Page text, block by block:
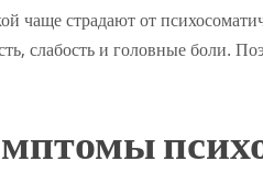
чаще страдают от
слабость и головные боли.